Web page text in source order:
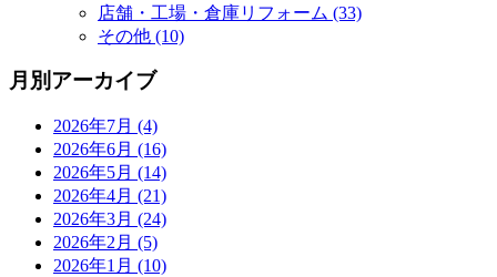
店舗・工場・倉庫リフォーム (33)
その他 (10)
月別アーカイブ
2026年7月 (4)
2026年6月 (16)
2026年5月 (14)
2026年4月 (21)
2026年3月 (24)
2026年2月 (5)
2026年1月 (10)